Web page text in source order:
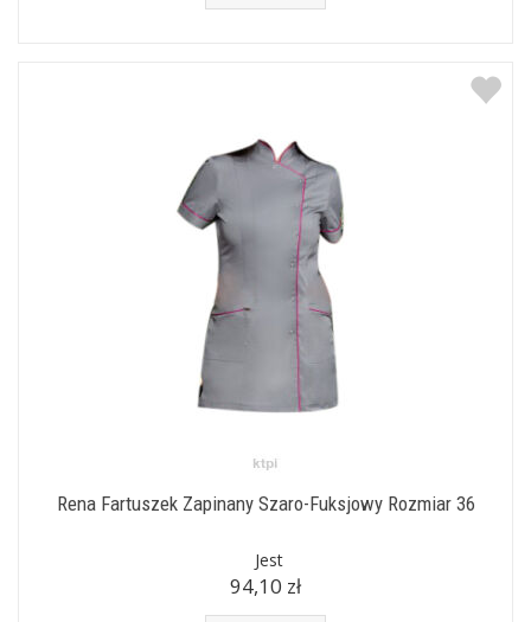
Rena Fartuszek Zapinany Szaro-Fuksjowy Rozmiar 36
Jest
94,10 zł